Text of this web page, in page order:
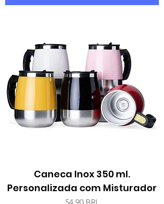
Caneca Inox 350 ml.
Personalizada com Misturador
Precio